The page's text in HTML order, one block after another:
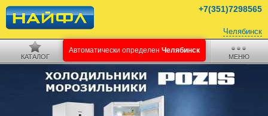
Челябинск
+7(351)7298565
КАТАЛОГ МЕНЮ